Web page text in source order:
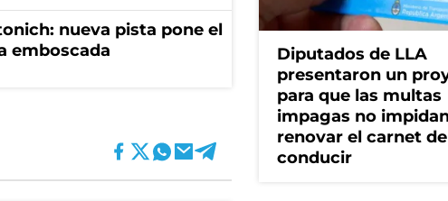
nueva pista pone el
emboscada
Diputados de LLA
presentaron un
para que las multas
impagas no
renovar el carnet de
conducir